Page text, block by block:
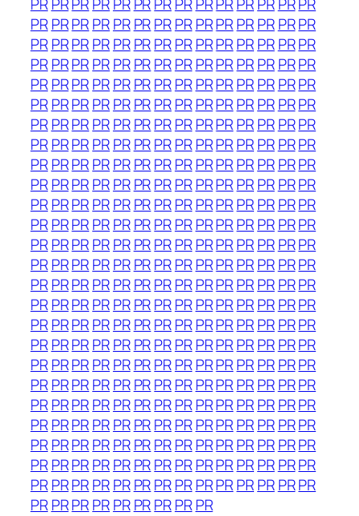
PRPRPRPRPR PRPRPRPRPRPRPR PRPR
PRPRPRPRPR PRPRPRPRPRPRPR PRPR
PRPRPRPRPR PRPRPRPRPRPRPR PRPR
PRPRPRPRPR PRPRPRPRPRPRPR PRPR
PRPRPRPRPR PRPRPRPRPRPRPR PRPR
PRPRPRPRPR PRPRPRPRPRPRPR PRPR
PRPRPRPRPR PRPRPRPRPRPRPR PRPR
PRPRPRPRPR PRPRPRPRPRPRPR PRPR
PRPRPRPRPR PRPRPRPRPRPRPR PRPR
PRPRPRPRPR PRPRPRPRPRPRPR PRPR
PRPRPRPRPR PRPRPRPRPRPRPR PRPR
PRPRPRPRPR PRPRPRPRPRPRPR PRPR
PRPRPRPRPR PRPRPRPRPRPRPR PRPR
PRPRPRPRPR PRPRPRPRPRPRPR PRPR
PRPRPRPRPR PRPRPRPRPRPRPR PRPR
PRPRPRPRPR PRPRPRPRPRPRPR PRPR
PRPRPRPRPR PRPRPRPRPRPRPR PRPR
PRPRPRPRPR PRPRPRPRPRPRPR PRPR
PRPRPRPRPR PRPRPRPRPRPRPR PRPR
PRPRPRPRPR PRPRPRPRPRPRPR PRPR
PRPRPRPRPR PRPRPRPRPRPRPR PRPR
PRPRPRPRPR PRPRPRPRPRPRPR PRPR
PRPRPRPRPR PRPRPRPRPRPRPR PRPR
PRPRPRPRPR PRPRPRPRPRPRPR PRPR
PRPRPRPRPR PRPRPRPR